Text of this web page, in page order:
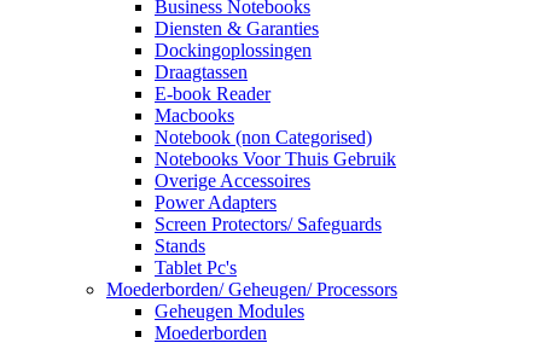
Business Notebooks
Diensten & Garanties
Dockingoplossingen
Draagtassen
E-book Reader
Macbooks
Notebook (non Categorised)
Notebooks Voor Thuis Gebruik
Overige Accessoires
Power Adapters
Screen Protectors/ Safeguards
Stands
Tablet Pc's
Moederborden/ Geheugen/ Processors
Geheugen Modules
Moederborden